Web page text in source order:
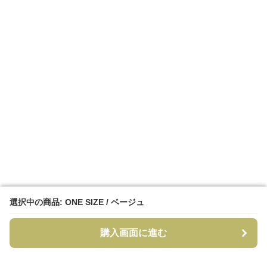
選択中の商品: ONE SIZE / ベージュ
購入画面に進む
選択中の商品: ONE SIZE / ベージュ
購入画面に進む